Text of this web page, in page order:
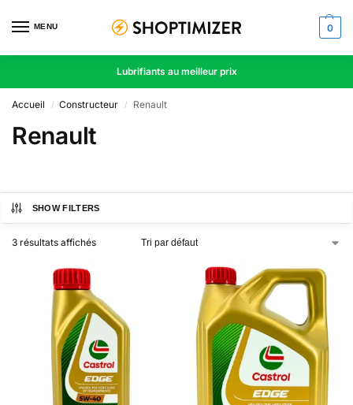
MENU 0
Lubrifiants au meilleur prix
Accueil / Constructeur / Renault
Renault
SHOW FILTERS
3 résultats affichés